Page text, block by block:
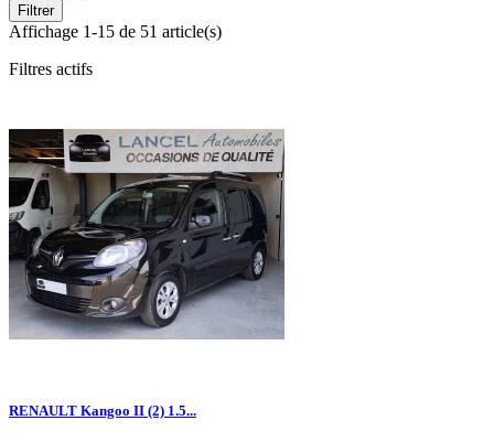
Filtrer
Affichage 1-15 de 51 article(s)
Filtres actifs
RENAULT Kangoo II (2) 1.5...